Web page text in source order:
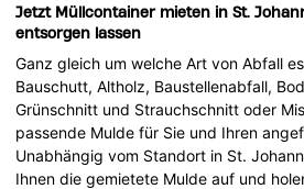
Jetzt Müllcontainer mieten in St.
entsorgen lassen
Ganz gleich um welche Art von Abfall
Bauschutt, Altholz, Baustellenabfall,
Grünschnitt und Strauchschnitt oder
passende Mulde für Sie und Ihren
Unabhängig vom Standort in St.
Ihnen die gemietete Mulde auf und